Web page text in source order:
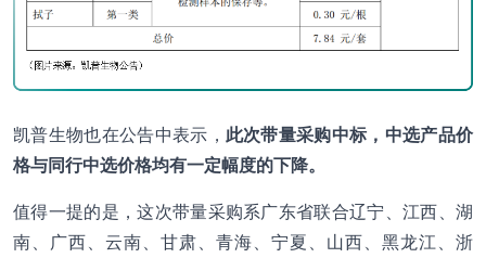
凯普生物也在公告中表示， 此次带量采购中标，中选产品价
格与同行中选价格均有一定幅度的下降。
值得一提的是，这次带量采购系广东省联合辽宁、江西、湖
南、广西、云南、甘肃、青海、宁夏、山西、黑龙江、浙